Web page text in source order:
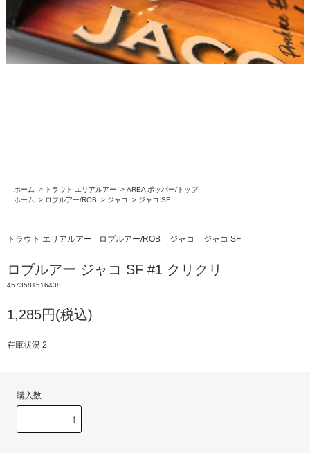
ホーム > トラウト エリアルアー > AREA ポッパー/トップ
ホーム
> ロブルアー/ROB > ジャコ > ジャコ SF
トラウト エリアルアー ロブルアー/ROB ジャコ ジャコ SF
ロブルアー ジャコ SF #1 クリクリ
4573581516438
1,285円(税込)
在庫状況 2
購入数